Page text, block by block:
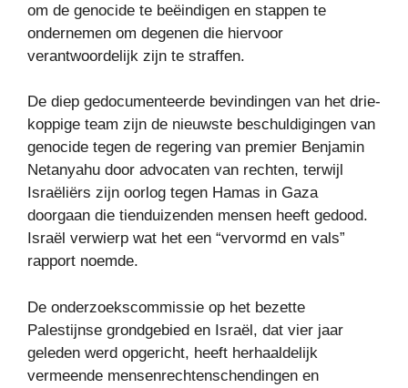
om de genocide te beëindigen en stappen te
ondernemen om degenen die hiervoor
verantwoordelijk zijn te straffen.
De diep gedocumenteerde bevindingen van het drie-
koppige team zijn de nieuwste beschuldigingen van
genocide tegen de regering van premier Benjamin
Netanyahu door advocaten van rechten, terwijl
Israëliërs zijn oorlog tegen Hamas in Gaza
doorgaan die tienduizenden mensen heeft gedood.
Israël verwierp wat het een “vervormd en vals”
rapport noemde.
De onderzoekscommissie op het bezette
Palestijnse grondgebied en Israël, dat vier jaar
geleden werd opgericht, heeft herhaaldelijk
vermeende mensenrechtenschendingen en